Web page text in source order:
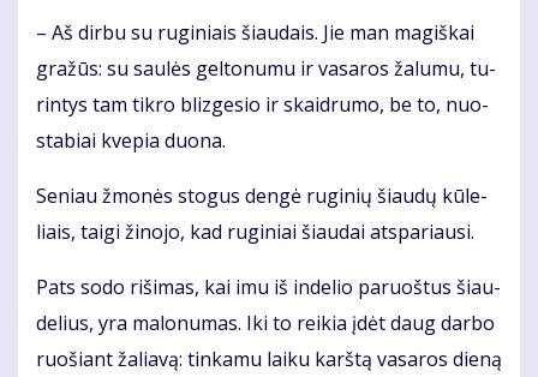
– Aš dir­bu su ru­gi­niais šiau­dais. Jie man ma­giš­kai
gra­žūs: su sau­lės gel­to­nu­mu ir va­sa­ros ža­lu­mu, tu­
rin­tys tam tik­ro bliz­ge­sio ir skaid­ru­mo, be to, nuo­
sta­biai kve­pia duo­na.
Se­niau žmo­nės sto­gus den­gė ru­gi­nių šiau­dų kū­le­
liais, tai­gi ži­no­jo, kad ru­gi­niai šiau­dai at­spa­riau­si.
Pats so­do ri­ši­mas, kai imu iš in­de­lio pa­ruoš­tus šiau­
de­lius, yra ma­lo­nu­mas. Iki to rei­kia įdėt daug dar­bo
ruo­šiant ža­lia­vą: tin­ka­mu lai­ku karš­tą va­sa­ros die­ną